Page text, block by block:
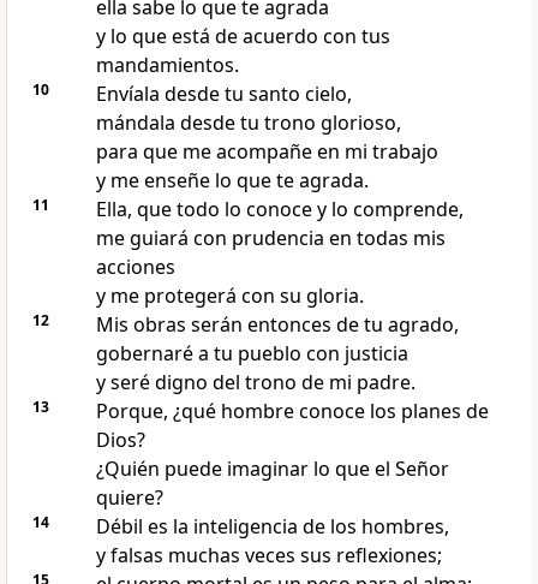
ella sabe lo que te agrada
y lo que está de acuerdo con tus
mandamientos.
10
Envíala desde tu santo cielo,
mándala desde tu trono glorioso,
para que me acompañe en mi trabajo
y me enseñe lo que te agrada.
11
Ella, que todo lo conoce y lo comprende,
me guiará con prudencia en todas mis
acciones
y me protegerá con su gloria.
12
Mis obras serán entonces de tu agrado,
gobernaré a tu pueblo con justicia
y seré digno del trono de mi padre.
13
Porque, ¿qué hombre conoce los planes de
Dios?
¿Quién puede imaginar lo que el Señor
quiere?
14
Débil es la inteligencia de los hombres,
y falsas muchas veces sus reflexiones;
15